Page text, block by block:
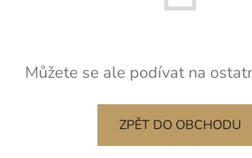
Můžete se ale podívat na
ZPĚT DO OBCHODU